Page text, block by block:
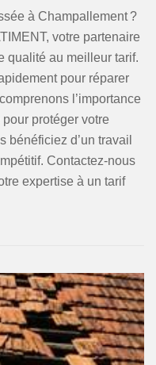
à Champallement ?
votre partenaire
qualité au meilleur tarif.
pour réparer
l’importance
protéger votre
bénéficiez d’un travail
Contactez-nous
expertise à un tarif